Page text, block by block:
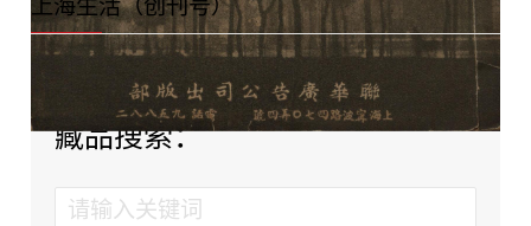
上海生活（创刊号）
藏品搜索：